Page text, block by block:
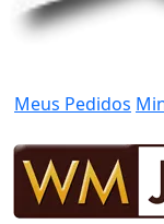
Meus Pedidos